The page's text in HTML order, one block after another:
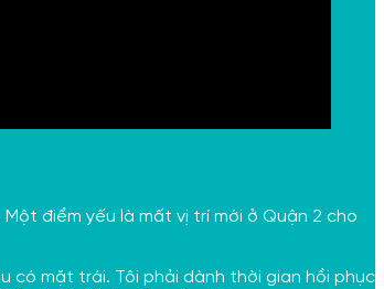
điểm yếu là mất vị trí mới ở Quận 2 cho
có mặt trái. Tôi phải dành thời gian hồi phục